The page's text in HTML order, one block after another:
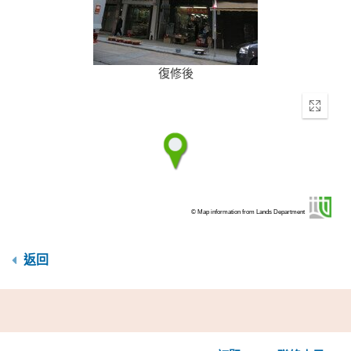
復修後
Enter
© Map information from Lands Department
返回